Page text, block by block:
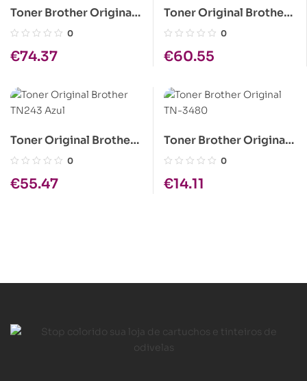
Toner Brother Original
TN-241 BK Preto
0
€74.37
Toner Original Brother
TN243 Amarelo
0
€60.55
Toner Original Brother
TN243 Azul
0
€55.47
Toner Brother Original
TN-3480 0
€14.11